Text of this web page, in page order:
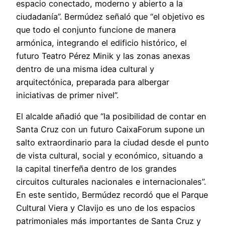
espacio conectado, moderno y abierto a la
ciudadanía”. Bermúdez señaló que “el objetivo es
que todo el conjunto funcione de manera
armónica, integrando el edificio histórico, el
futuro Teatro Pérez Minik y las zonas anexas
dentro de una misma idea cultural y
arquitectónica, preparada para albergar
iniciativas de primer nivel”.
El alcalde añadió que “la posibilidad de contar en
Santa Cruz con un futuro CaixaForum supone un
salto extraordinario para la ciudad desde el punto
de vista cultural, social y económico, situando a
la capital tinerfeña dentro de los grandes
circuitos culturales nacionales e internacionales”.
En este sentido, Bermúdez recordó que el Parque
Cultural Viera y Clavijo es uno de los espacios
patrimoniales más importantes de Santa Cruz y